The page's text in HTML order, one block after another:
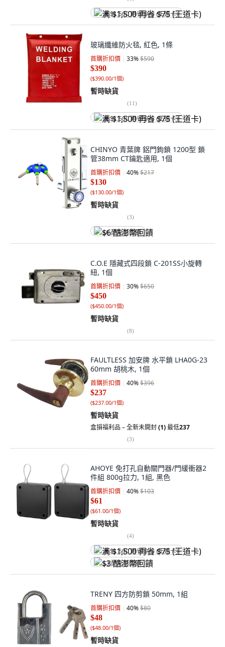
满 $1,500 再省 $75 (王道卡)
玻璃纖維防火毯, 紅色, 1條
首購折扣價 33%$590
$390
($390.00/1個)
暫時缺貨
(11)
满 $1,500 再省 $75 (王道卡)
CHINYO 青葉牌 鋁門鉤鎖 1200型 鎖
管38mm CT鑰匙適用, 1個
首購折扣價 40%$217
$130
($130.00/1個)
暫時缺貨
(3)
$6 酷澎幣回饋
C.O.E 隱藏式四段鎖 C-201SS小旋轉
紐, 1個
首購折扣價 30%$650
$450
($450.00/1個)
暫時缺貨
(8)
FAULTLESS 加安牌 水平鎖 LHA0G-23
60mm 胡桃木, 1個
首購折扣價 40%$396
$237
($237.00/1個)
暫時缺貨
盒損福利品 – 全新未開封(1)最低237
(3)
AHOYE 免打孔自動關門器/門緩衝器2
件組 800g拉力, 1組, 黑色
首購折扣價 40%$103
$61
($61.00/1個)
暫時缺貨
(4)
满 $1,500 再省 $75 (王道卡)
$3 酷澎幣回饋
TRENY 四方防剪鎖 50mm, 1組
首購折扣價 40%$80
$48
($48.00/1個)
暫時缺貨